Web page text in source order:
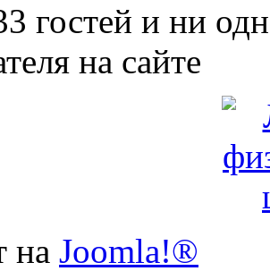
гостей и ни
на сайте
на Joomla!®